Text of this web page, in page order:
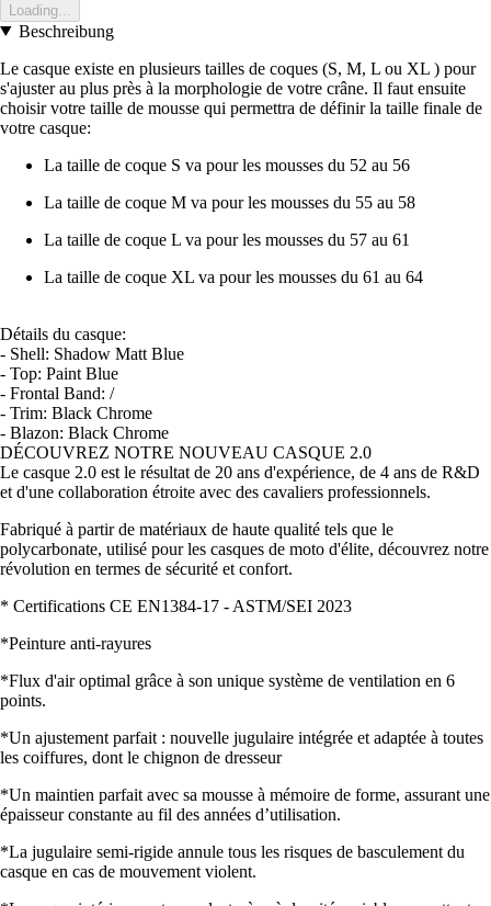
Loading...
Beschreibung
Le casque existe en plusieurs tailles de coques (S, M, L ou XL ) pour
s'ajuster au plus près à la morphologie de votre crâne. Il faut ensuite
choisir votre taille de mousse qui permettra de définir la taille finale de
votre casque:
La taille de coque S va pour les mousses du 52 au 56
La taille de coque M va pour les mousses du 55 au 58
La taille de coque L va pour les mousses du 57 au 61
La taille de coque XL va pour les mousses du 61 au 64
Détails du casque:
- Shell: Shadow Matt Blue
- Top: Paint Blue
- Frontal Band: /
- Trim: Black Chrome
- Blazon: Black Chrome
DÉCOUVREZ NOTRE NOUVEAU CASQUE 2.0
Le casque 2.0 est le résultat de 20 ans d'expérience, de 4 ans de R&D
et d'une collaboration étroite avec des cavaliers professionnels.
Fabriqué à partir de matériaux de haute qualité tels que le
polycarbonate, utilisé pour les casques de moto d'élite, découvrez notre
révolution en termes de sécurité et confort.
* Certifications CE EN1384-17 - ASTM/SEI 2023
*Peinture anti-rayures
*Flux d'air optimal grâce à son unique système de ventilation en 6
points.
*Un ajustement parfait : nouvelle jugulaire intégrée et adaptée à toutes
les coiffures, dont le chignon de dresseur
*Un maintien parfait avec sa mousse à mémoire de forme, assurant une
épaisseur constante au fil des années d’utilisation.
*La jugulaire semi-rigide annule tous les risques de basculement du
casque en cas de mouvement violent.